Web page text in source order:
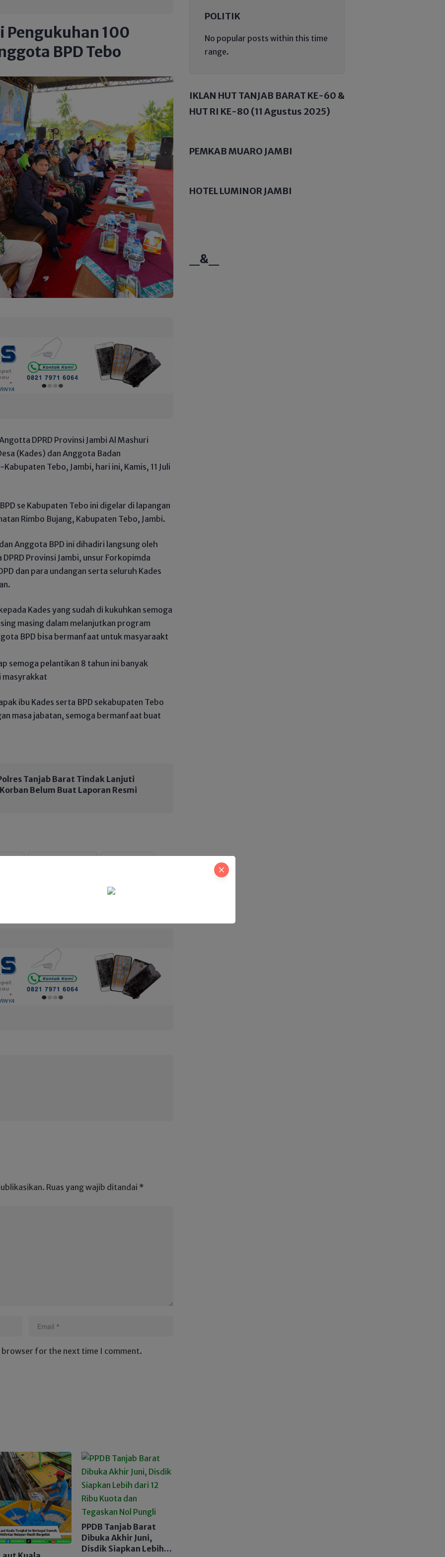
100
BPD Tebo
DPRD Provinsi Jambi Al Mashuri
(Kades) dan Anggota Badan
Tebo, Jambi, hari ini, Kamis, 11 Juli
se Kabupaten Tebo ini digelar di lapangan
Rimbo Bujang, Kabupaten Tebo, Jambi.
Anggota BPD ini dihadiri langsung oleh
Provinsi Jambi, unsur Forkopimda
dan para undangan serta seluruh Kades
Kades yang sudah di kukuhkan semoga
masing dalam melanjutkan program
BPD bisa bermanfaat untuk masyaraakt
semoga pelantikan 8 tahun ini banyak
masyrakkat
ibu Kades serta BPD sekabupaten Tebo
masa jabatan, semoga bermanfaat buat
Tanjab Barat Tindak Lanjuti
Belum Buat Laporan Resmi
Ruas yang wajib ditandai *
browser for the next time I comment.
PPDB Tanjab Barat
Dibuka Akhir Juni,
Disdik Siapkan Lebih
POLITIK
No popular posts within this time
range.
IKLAN HUT TANJAB BARAT KE-60 &
HUT RI KE-80 (11 Agustus 2025)
PEMKAB MUARO JAMBI
HOTEL LUMINOR JAMBI
_&_